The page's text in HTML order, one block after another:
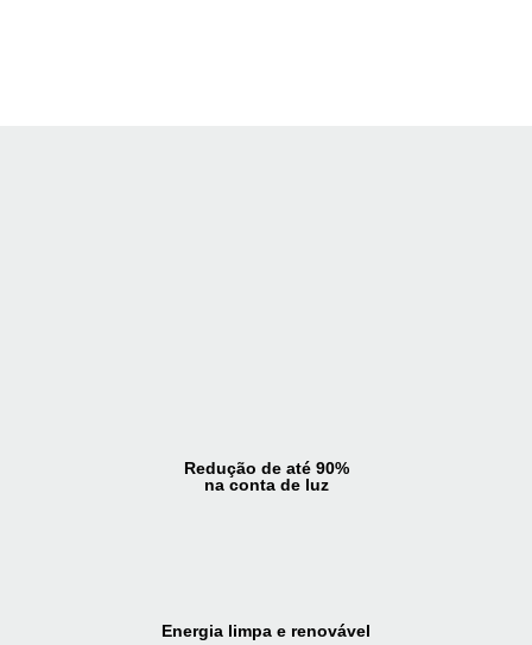
Redução de até 90%
na conta de luz
Energia limpa e renovável